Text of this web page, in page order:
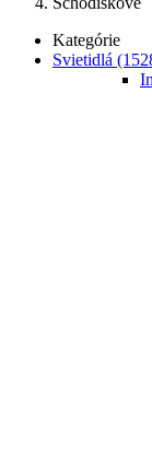
Kategórie
Svietidlá